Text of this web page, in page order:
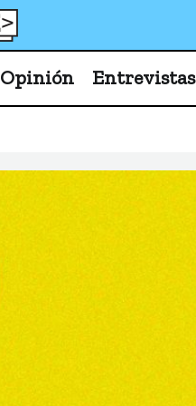
Opinión Entrevistas